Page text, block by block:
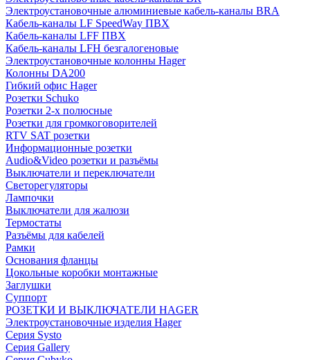
Электроустановочные алюминиевые кабель-каналы BRA
Кабель-каналы LF SpeedWay ПВХ
Кабель-каналы LFF ПВХ
Кабель-каналы LFH безгалогеновые
Электроустановочные колонны Hager
Колонны DA200
Гибкий офис Hager
Розетки Schuko
Розетки 2-х полюсные
Розетки для громкоговорителей
RTV SAT розетки
Информационные розетки
Audio&Video розетки и разъёмы
Выключатели и переключатели
Светорегуляторы
Лампочки
Выключатели для жалюзи
Термостаты
Разъёмы для кабелей
Рамки
Основания фланцы
Цокольные коробки монтажные
Заглушки
Суппорт
РОЗЕТКИ И ВЫКЛЮЧАТЕЛИ HAGER
Электроустановочные изделия Hager
Серия Systo
Серия Gallery